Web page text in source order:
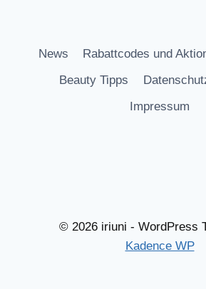
News Rabattcodes und
Beauty Tipps
Impressum
© 2026 iriuni - WordPress
Kadence WP